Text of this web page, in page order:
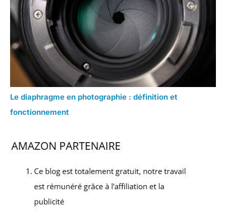
Le diaphragme en photographie : définition et
fonctionnement